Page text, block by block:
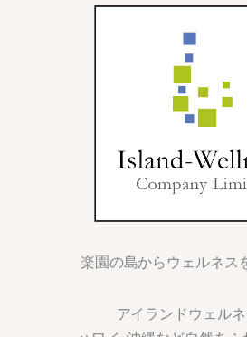
楽園の島からウェルネス
アイランドウェルネ